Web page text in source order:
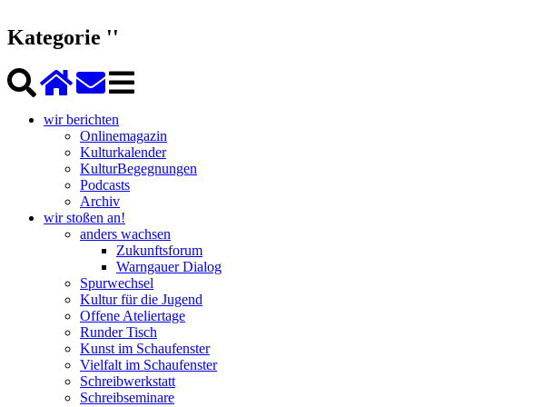
Kategorie ''
wir berichten
Onlinemagazin
Kulturkalender
KulturBegegnungen
Podcasts
Archiv
wir stoßen an!
anders wachsen
Zukunftsforum
Warngauer Dialog
Spurwechsel
Kultur für die Jugend
Offene Ateliertage
Runder Tisch
Kunst im Schaufenster
Vielfalt im Schaufenster
Schreibwerkstatt
Schreibseminare